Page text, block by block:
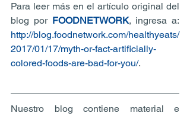
Para leer más en el artículo original del
blog por FOODNETWORK
http://blog.foodnetwork.com/healthyeats/
2017/01/17/myth-or-fact-artificially-
colored-foods-are-bad-for-you/.
Nuestro blog contiene material e